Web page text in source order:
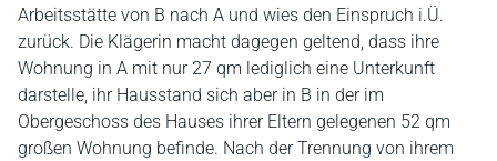
Arbeitsstätte von B nach A und wies den Einspruch i.Ü.
zurück. Die Klägerin macht dagegen geltend, dass ihre
Wohnung in A mit nur 27 qm lediglich eine Unterkunft
darstelle, ihr Hausstand sich aber in B in der im
Obergeschoss des Hauses ihrer Eltern gelegenen 52 qm
großen Wohnung befinde. Nach der Trennung von ihrem